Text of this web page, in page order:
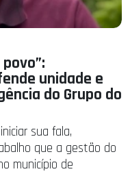
unidade e
do Grupo do
sua fala,
que a gestão do
município de